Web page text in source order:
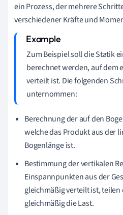
ein Prozess, der mehrere
verschiedener Kräfte und
Zum Beispiel soll die Statik
berechnet werden, auf dem
verteilt ist. Die folgenden
unternommen:
Berechnung der auf den
welche das Produkt aus der
Bogenlänge ist.
Bestimmung der vertikalen
Einspannpunkten aus der
gleichmäßig verteilt ist,
gleichmäßig die Last.